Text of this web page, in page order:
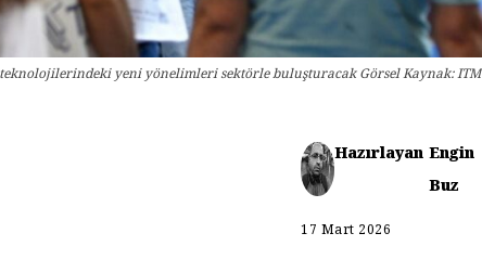
yeni yönelimleri sektörle buluşturacak Görsel Kaynak: ITM
Hazırlayan Engin
Buz
17 Mart 2026